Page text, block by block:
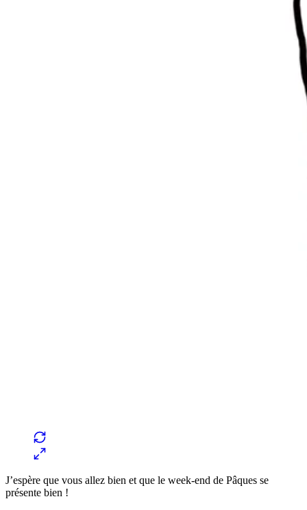
J’espère que vous allez bien et que le week-end de Pâques se
présente bien !